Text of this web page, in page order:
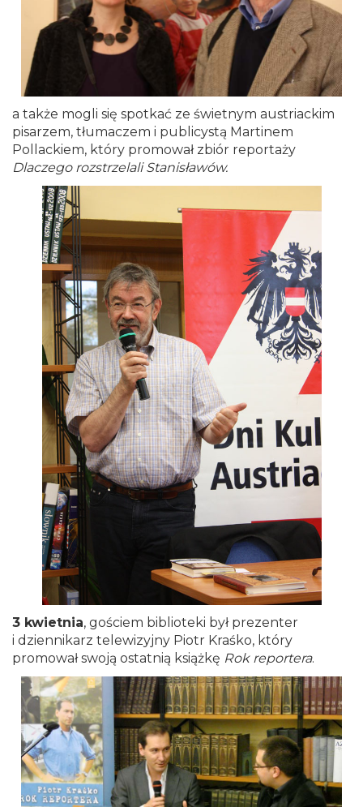
a także mogli się spotkać ze świetnym austriackim
pisarzem, tłumaczem i publicystą Martinem
Pollackiem, który promował zbiór reportaży
Dlaczego rozstrzelali Stanisławów.
3 kwietnia, gościem biblioteki był prezenter
i dziennikarz telewizyjny Piotr Kraśko, który
promował swoją ostatnią książkę Rok reportera.